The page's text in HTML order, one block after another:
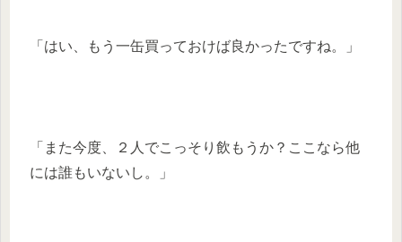
「はい、もう一缶買っておけば良かったですね。」
「また今度、２人でこっそり飲もうか？ここなら他
には誰もいないし。」